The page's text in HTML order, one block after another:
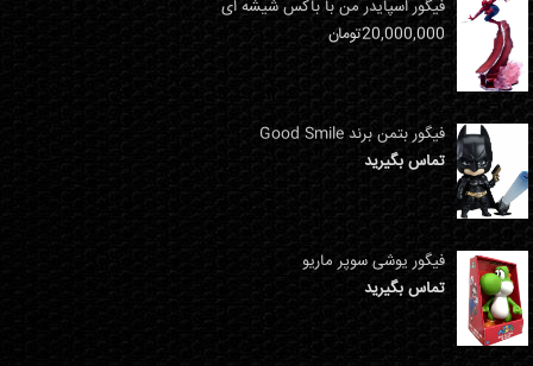
فیگور اسپایدر من با باکس شیشه ای
20,000,000تومان
فیگور بتمن برند Good Smile
تماس بگیرید
فیگور یوشی سوپر ماریو
تماس بگیرید